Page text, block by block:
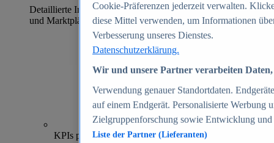
Detaillierte Informationen zu mehr als 39.000 Online-Shops
und Marktplätzen
70+
KPIs pro Shop
Cookie-Präferenzen jederzeit verwalten.
diese Mittel verwenden, um Informationen
Verbesserung unseres Dienstes.
Datenschutzerklärung.
Wir und unsere Partner verarbeiten
Verwendung genauer Standortdaten.
auf einem Endgerät. Personalisierte Werbung
Zielgruppenforschung sowie Entwicklung
Liste der Partner (Lieferanten)